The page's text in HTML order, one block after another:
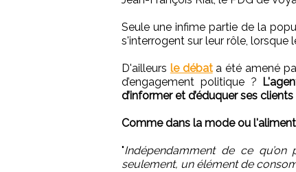
Seule une infime partie de la
s'interrogent sur leur rôle, lorsque
D'ailleurs le débata été amené
d’engagement politique ?
d’informer et d’éduquer ses
Comme dans la mode ou
"Indépendamment de ce
seulement, un élément de